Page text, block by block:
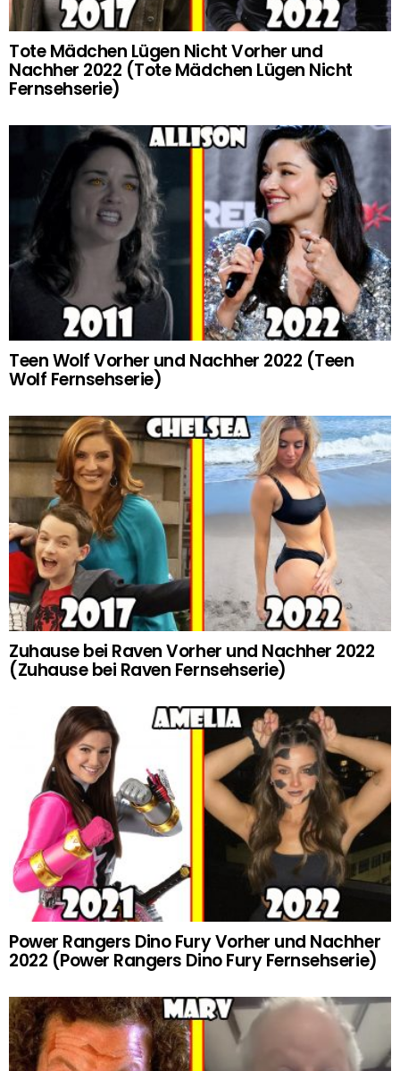
Tote Mädchen Lügen Nicht Vorher und
Nachher 2022 (Tote Mädchen Lügen Nicht
Fernsehserie)
Teen Wolf Vorher und Nachher 2022 (Teen
Wolf Fernsehserie)
Zuhause bei Raven Vorher und Nachher 2022
(Zuhause bei Raven Fernsehserie)
Power Rangers Dino Fury Vorher und Nachher
2022 (Power Rangers Dino Fury Fernsehserie)